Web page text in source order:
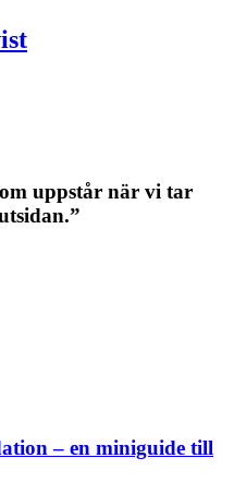
uppstår när vi tar
– en miniguide till